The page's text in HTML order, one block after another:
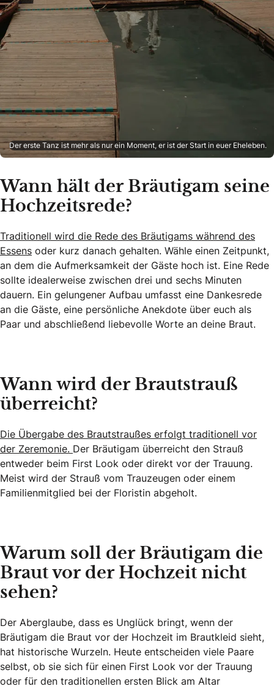
Der erste Tanz ist mehr als nur ein Moment, er ist der Start in euer Eheleben.
Wann hält der Bräutigam seine
Hochzeitsrede?
Traditionell wird die Rede des Bräutigams während des
Essens oder kurz danach gehalten. Wähle einen Zeitpunkt,
an dem die Aufmerksamkeit der Gäste hoch ist. Eine Rede
sollte idealerweise zwischen drei und sechs Minuten
dauern. Ein gelungener Aufbau umfasst eine Dankesrede
an die Gäste, eine persönliche Anekdote über euch als
Paar und abschließend liebevolle Worte an deine Braut.
Wann wird der Brautstrauß
überreicht?
Die Übergabe des Brautstraußes erfolgt traditionell vor
der Zeremonie. Der Bräutigam überreicht den Strauß
entweder beim First Look oder direkt vor der Trauung.
Meist wird der Strauß vom Trauzeugen oder einem
Familienmitglied bei der Floristin abgeholt.
Warum soll der Bräutigam die
Braut vor der Hochzeit nicht
sehen?
Der Aberglaube, dass es Unglück bringt, wenn der
Bräutigam die Braut vor der Hochzeit im Brautkleid sieht,
hat historische Wurzeln. Heute entscheiden viele Paare
selbst, ob sie sich für einen First Look vor der Trauung
oder für den traditionellen ersten Blick am Altar